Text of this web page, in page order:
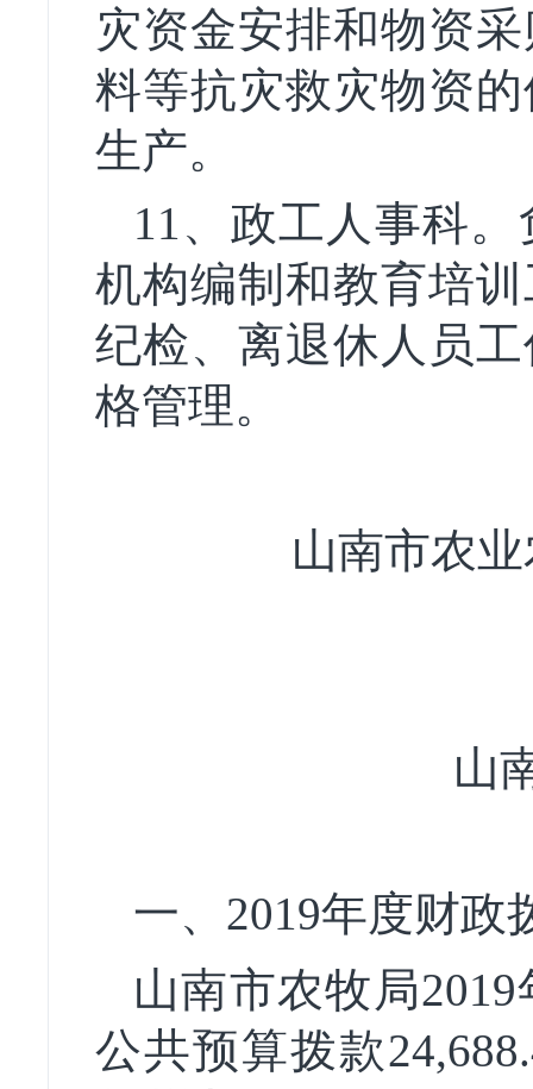
灾资金安排和物资
料等抗灾救灾物资
生产。
11、政工人事科
机构编制和教育培
纪检、离退休人员
格管理。
山南市农
山
一、2019年度财政
山南市农牧局
公共预算拨款